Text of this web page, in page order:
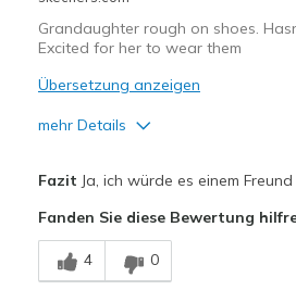
Grandaughter rough on shoes.
Excited for her to wear them
Übersetzung anzeigen
mehr Details
Comfortable
Durable
Fazit Ja, ich würde es einem
Fanden Sie diese Bewertung
4 0